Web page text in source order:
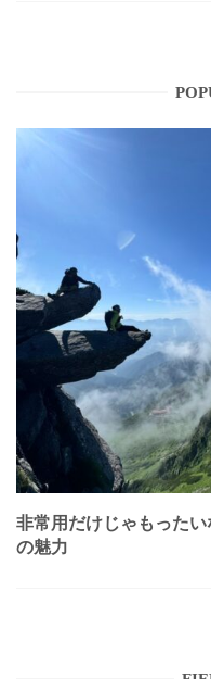
非常用だけじゃもったい
の魅力